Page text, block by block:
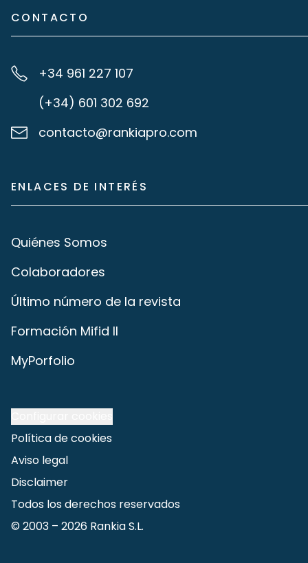
CONTACTO
+34 961 227 107
(+34) 601 302 692
contacto@rankiapro.com
ENLACES DE INTERÉS
Quiénes Somos
Colaboradores
Último número de la revista
Formación Mifid II
MyPorfolio
Política de cookies
Aviso legal
Disclaimer
Todos los derechos reservados
© 2003 – 2026 Rankia S.L.